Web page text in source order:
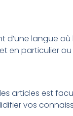
d’une langue où
en particulier
articles est
vos